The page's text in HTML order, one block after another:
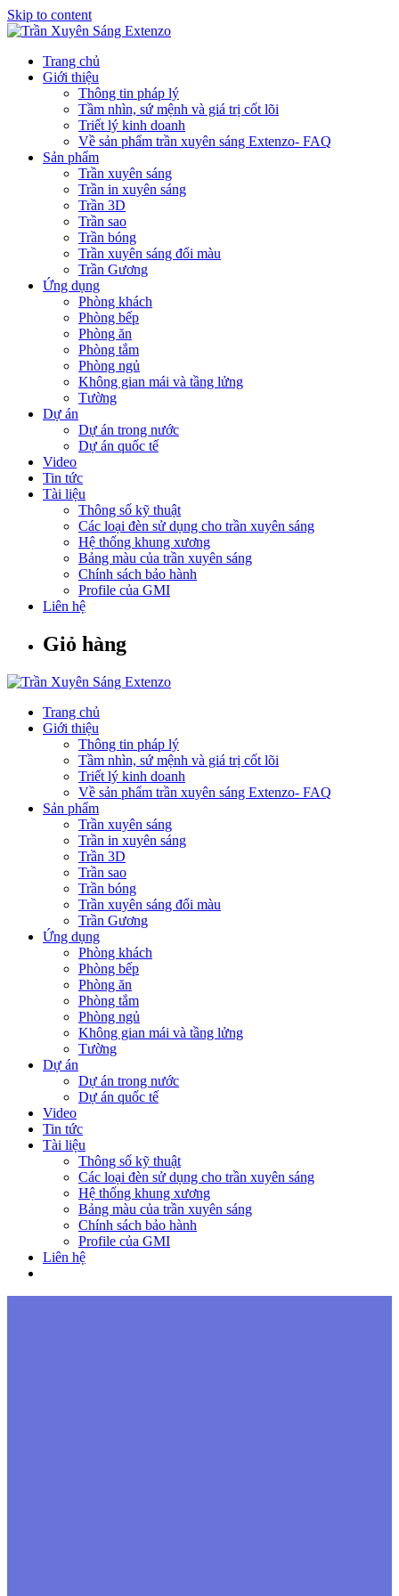
Skip to content
Trang chủ
Giới thiệu
Thông tin pháp lý
Tầm nhìn, sứ mệnh và giá trị cốt lõi
Triết lý kinh doanh
Về sản phẩm trần xuyên sáng Extenzo- FAQ
Sản phẩm
Trần xuyên sáng
Trần in xuyên sáng
Trần 3D
Trần sao
Trần bóng
Trần xuyên sáng đổi màu
Trần Gương
Ứng dụng
Phòng khách
Phòng bếp
Phòng ăn
Phòng tắm
Phòng ngủ
Không gian mái và tầng lửng
Tường
Dự án
Dự án trong nước
Dự án quốc tế
Video
Tin tức
Tài liệu
Thông số kỹ thuật
Các loại đèn sử dụng cho trần xuyên sáng
Hệ thống khung xương
Bảng màu của trần xuyên sáng
Chính sách bảo hành
Profile của GMI
Liên hệ
Giỏ hàng
Trang chủ
Giới thiệu
Thông tin pháp lý
Tầm nhìn, sứ mệnh và giá trị cốt lõi
Triết lý kinh doanh
Về sản phẩm trần xuyên sáng Extenzo- FAQ
Sản phẩm
Trần xuyên sáng
Trần in xuyên sáng
Trần 3D
Trần sao
Trần bóng
Trần xuyên sáng đổi màu
Trần Gương
Ứng dụng
Phòng khách
Phòng bếp
Phòng ăn
Phòng tắm
Phòng ngủ
Không gian mái và tầng lửng
Tường
Dự án
Dự án trong nước
Dự án quốc tế
Video
Tin tức
Tài liệu
Thông số kỹ thuật
Các loại đèn sử dụng cho trần xuyên sáng
Hệ thống khung xương
Bảng màu của trần xuyên sáng
Chính sách bảo hành
Profile của GMI
Liên hệ